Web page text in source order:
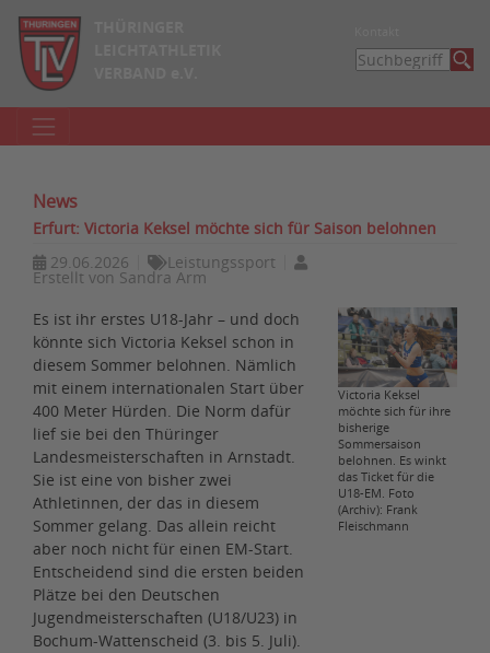
News
Erfurt: Victoria Keksel möchte sich für Saison belohnen
29.06.2026
Leistungssport
Erstellt von Sandra Arm
Es ist ihr erstes U18-Jahr – und doch
könnte sich Victoria Keksel schon in
diesem Sommer belohnen. Nämlich
mit einem internationalen Start über
400 Meter Hürden. Die Norm dafür
lief sie bei den Thüringer
Landesmeisterschaften in Arnstadt.
Sie ist eine von bisher zwei
Athletinnen, der das in diesem
Sommer gelang. Das allein reicht
aber noch nicht für einen EM-Start.
Entscheidend sind die ersten beiden
Plätze bei den Deutschen
Jugendmeisterschaften (U18/U23) in
Bochum-Wattenscheid (3. bis 5. Juli).
Victoria Keksel
möchte sich für ihre
bisherige
Sommersaison
belohnen. Es winkt
das Ticket für die
U18-EM. Foto
(Archiv): Frank
Fleischmann